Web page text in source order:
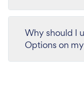
Why should I
Options on